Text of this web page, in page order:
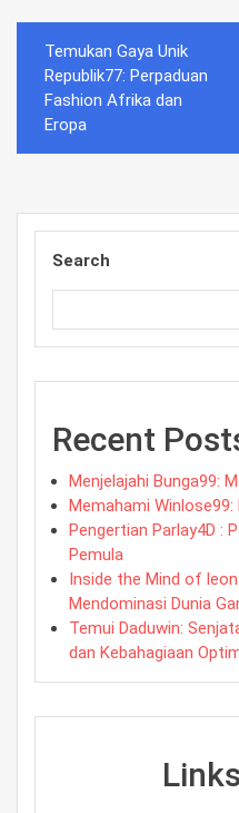
Post
navigation
Temukan Gaya Unik
Republik77: Perpaduan
Fashion Afrika dan
Eropa
Search
Recent
Menjelajahi Bunga99:
Memahami
Pengertian Parlay4D :
Pemula
Inside the Mind of
Mendominasi Dunia
Temui Daduwin:
dan Kebahagiaan
Links